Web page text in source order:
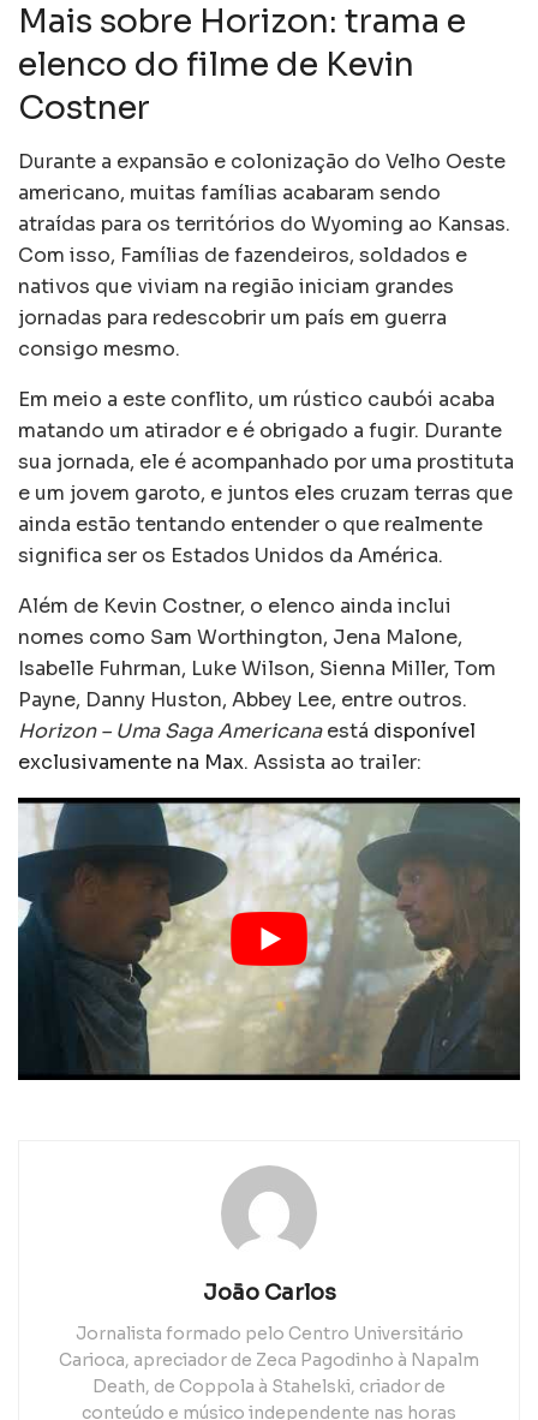
Mais sobre Horizon: trama e
elenco do filme de Kevin
Costner
Durante a expansão e colonização do Velho Oeste
americano, muitas famílias acabaram sendo
atraídas para os territórios do Wyoming ao Kansas.
Com isso, Famílias de fazendeiros, soldados e
nativos que viviam na região iniciam grandes
jornadas para redescobrir um país em guerra
consigo mesmo.
Em meio a este conflito, um rústico caubói acaba
matando um atirador e é obrigado a fugir. Durante
sua jornada, ele é acompanhado por uma prostituta
e um jovem garoto, e juntos eles cruzam terras que
ainda estão tentando entender o que realmente
significa ser os Estados Unidos da América.
Além de Kevin Costner, o elenco ainda inclui
nomes como Sam Worthington, Jena Malone,
Isabelle Fuhrman, Luke Wilson, Sienna Miller, Tom
Payne, Danny Huston, Abbey Lee, entre outros.
Horizon – Uma Saga Americanaestá disponível
exclusivamente na Max. Assista ao trailer:
João Carlos
Jornalista formado pelo Centro Universitário
Carioca, apreciador de Zeca Pagodinho à Napalm
Death, de Coppola à Stahelski, criador de
conteúdo e músico independente nas horas